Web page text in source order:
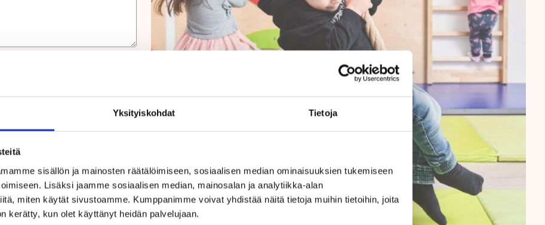
Yksityiskohdat Tietoja
sisällön ja mainosten räätälöimiseen, sosiaalisen median ominaisuuksien tukemiseen
Lisäksi jaamme sosiaalisen median, mainosalan ja analytiikka-alan
miten käytät sivustoamme. Kumppanimme voivat yhdistää näitä tietoja muihin tietoihin, joita
kerätty, kun olet käyttänyt heidän palvelujaan.